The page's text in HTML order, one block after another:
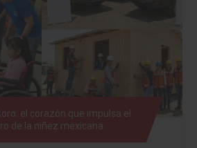
el corazón que impulsa el
de la niñez mexicana